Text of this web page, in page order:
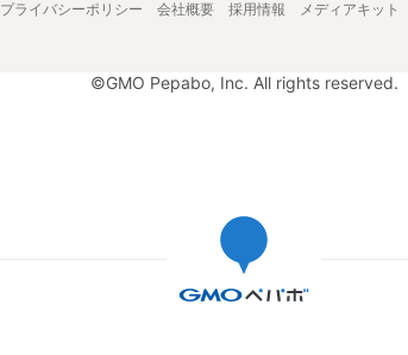
プライバシーポリシー 会社概要 採用情報 メディアキット
©GMO Pepabo, Inc. All rights reserved.